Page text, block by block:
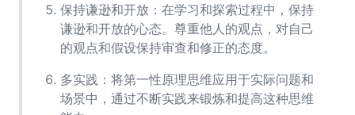
保持谦逊和开放：在学习和探索过程中，保持
谦逊和开放的心态。尊重他人的观点，对自己
的观点和假设保持审查和修正的态度。
多实践：将第一性原理思维应用于实际问题和
场景中，通过不断实践来锻炼和提高这种思维